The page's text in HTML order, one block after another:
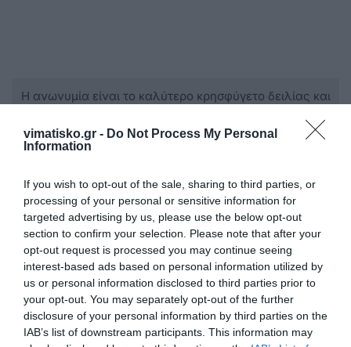
vimatisko.gr - Do Not Process My Personal
Information
If you wish to opt-out of the sale, sharing to third parties, or
processing of your personal or sensitive information for
targeted advertising by us, please use the below opt-out
section to confirm your selection. Please note that after your
opt-out request is processed you may continue seeing
interest-based ads based on personal information utilized by
us or personal information disclosed to third parties prior to
your opt-out. You may separately opt-out of the further
disclosure of your personal information by third parties on the
IAB’s list of downstream participants. This information may
Η ανωνυμία είναι το καλύτερο κρησφύγετο δειλίας και
Πρόσθεσε ένα σχόλιο
ΟΝΟΜΑ
ΤΙΤΛΟΣ